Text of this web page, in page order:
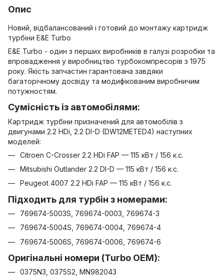
Опис
Новий, відбалансований і готовий до монтажу картридж
турбіни E&E Turbo
E&E Turbo - один з перших виробників в галузі розробки та
впровадження у виробництво турбокомпресорів з 1975
року. Якість запчастин гарантована завдяки
багаторічному досвіду та модифікованим виробничим
потужностям.
Сумісність із автомобілями:
Картридж турбіни призначений для автомобілів з
двигунами 2.2 HDi, 2.2 DI-D (DW12METED4) наступних
моделей:
Citroen C-Crosser 2.2 HDi FAP — 115 кВт / 156 к.с.
Mitsubishi Outlander 2.2 DI-D — 115 кВт / 156 к.с.
Peugeot 4007 2.2 HDi FAP — 115 кВт / 156 к.с.
Підходить для турбін з номерами:
769674-5003S, 769674-0003, 769674-3
769674-5004S, 769674-0004, 769674-4
769674-5006S, 769674-0006, 769674-6
Оригінальні номери (Turbo OEM):
0375N3, 0375S2, MN982043